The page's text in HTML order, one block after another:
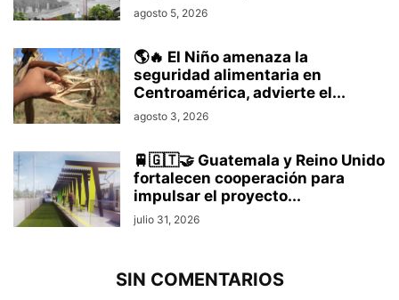
agosto 5, 2026
🌎🔥 El Niño amenaza la
seguridad alimentaria en
Centroamérica, advierte el...
agosto 3, 2026
🚆🇬🇹🤝 Guatemala y Reino Unido
fortalecen cooperación para
impulsar el proyecto...
julio 31, 2026
SIN COMENTARIOS